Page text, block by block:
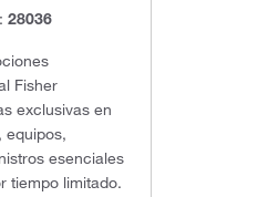
28036
Fisher
exclusivas en
equipos,
esenciales
tiempo limitado.